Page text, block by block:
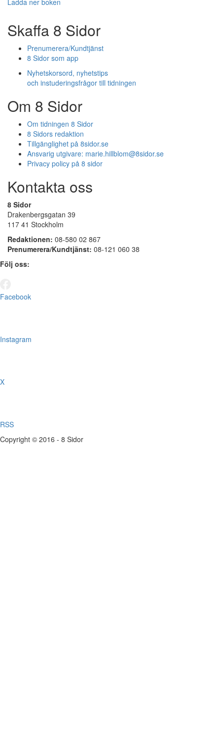
Ladda ner boken
Skaffa 8 Sidor
Prenumerera/Kundtjänst
8 Sidor som app
Nyhetskorsord, nyhetstips
och instuderingsfrågor till tidningen
Om 8 Sidor
Om tidningen 8 Sidor
8 Sidors redaktion
Tillgänglighet på 8sidor.se
Ansvarig utgivare: marie.hillblom@8sidor.se
Privacy policy på 8 sidor
Kontakta oss
8 Sidor
Drakenbergsgatan 39
117 41 Stockholm
Redaktionen: 08-580 02 867
Prenumerera/Kundtjänst: 08-121 060 38
Följ oss:
Facebook
Instagram
X
RSS
Copyright © 2016 - 8 Sidor